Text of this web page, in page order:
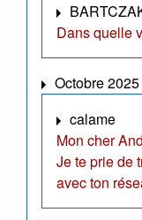
Dans quelle
Octobre 2025
calame
Mon cher
Je te prie de
avec ton